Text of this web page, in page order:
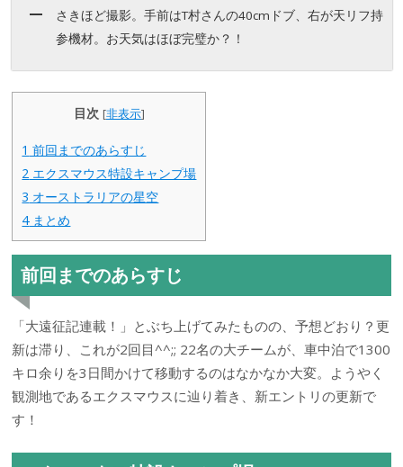
さきほど撮影。手前はT村さんの40cmドブ、右が天リフ持
参機材。お天気はほぼ完璧か？！
目次 [非表示]
1 前回までのあらすじ
2 エクスマウス特設キャンプ場
3 オーストラリアの星空
4まとめ
前回までのあらすじ
「大遠征記連載！」とぶち上げてみたものの、予想どおり？更
新は滞り、これが2回目^^;; 22名の大チームが、車中泊で1300
キロ余りを3日間かけて移動するのはなかなか大変。ようやく
観測地であるエクスマウスに辿り着き、新エントリの更新で
す！